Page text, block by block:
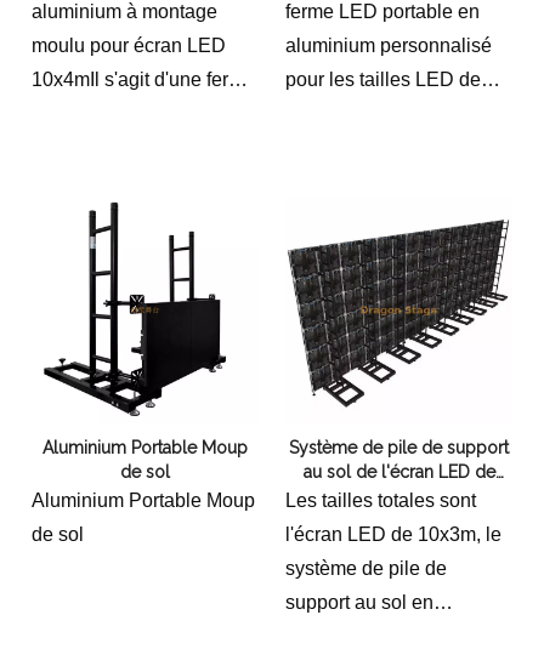
aluminium à montage
moulu pour écran LED
10x4mIl s'agit d'une ferme
un moyen très simple et
rentable de configurer un
écran pour un petit
événement. L'écran est
monté sur une ferme en
aluminium légère qui est
facile à installer et à
éliminer. Il peut être
ferme LED portable en
aluminium personnalisé
pour les tailles LED de
Aluminium Portable Moup
de sol
Aluminium Portable Moup
de sol
Système de pile de support
au sol de l'écran LED de
10x3m en aluminium pour
Les tailles totales sont
l'écran LED de 10x3m, le
système de pile de
support au sol en